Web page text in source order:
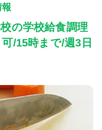
り組み
の学校給食調理
/15時まで/週3日